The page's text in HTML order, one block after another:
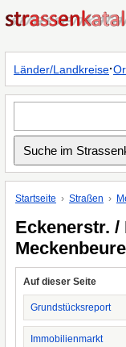
Länder/Landkreise·
Startseite Straßen
Eckenerstr. /
Auf dieser Seite
Grundstücksreport
Immobilienmarkt